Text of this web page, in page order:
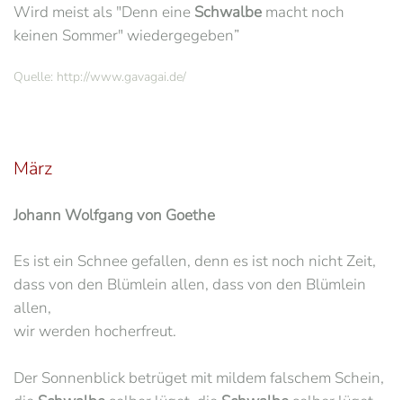
Wird meist als "Denn eine Schwalbe macht noch
keinen Sommer" wiedergegeben”
Quelle: http://www.gavagai.de/
März
Johann Wolfgang von Goethe
Es ist ein Schnee gefallen, denn es ist noch nicht Zeit,
dass von den Blümlein allen, dass von den Blümlein
allen,
wir werden hocherfreut.
Der Sonnenblick betrüget mit mildem falschem Schein,